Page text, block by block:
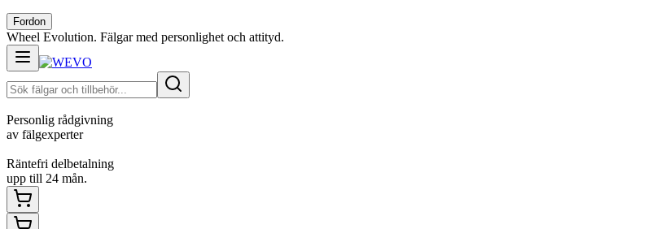
Fordon
Wheel Evolution. Fälgar med personlighet och attityd.
Personlig rådgivning
av fälgexperter
Räntefri delbetalning
upp till 24 mån.